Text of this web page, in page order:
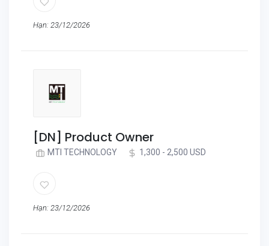
Hạn: 23/12/2026
[DN] Product Owner
MTI TECHNOLOGY 1,300 - 2,500 USD
Hạn: 23/12/2026